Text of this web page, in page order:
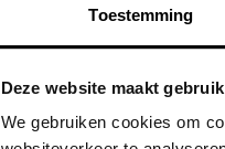
Toestemming
Deze website maakt
We gebruiken cookies om